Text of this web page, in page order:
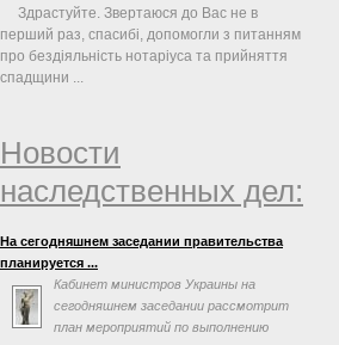
Здрастуйте. Звертаюся до Вас не в
перший раз, спасибі, допомогли з питанням
про бездіяльність нотаріуса та прийняття
спадщини ...
Новости
наследственных дел:
На сегодняшнем заседании правительства
планируется ...
Кабинет министров Украины на
сегодняшнем заседании рассмотрит
план мероприятий по выполнению